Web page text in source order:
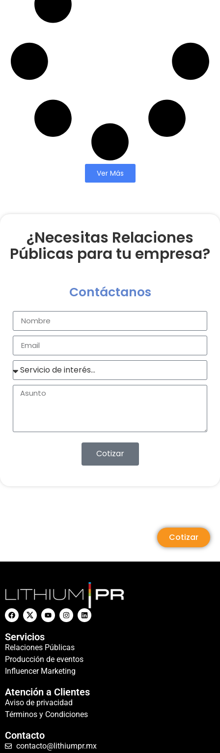
Ver Más
¿Necesitas Relaciones
Públicas para tu empresa?
Contáctanos
Cotizar
Cotizar
Servicios
Relaciones Públicas
Producción de eventos
Influencer Marketing
Atención a Clientes
Aviso de privacidad
Términos y Condiciones
Contacto
contacto@lithiumpr.mx